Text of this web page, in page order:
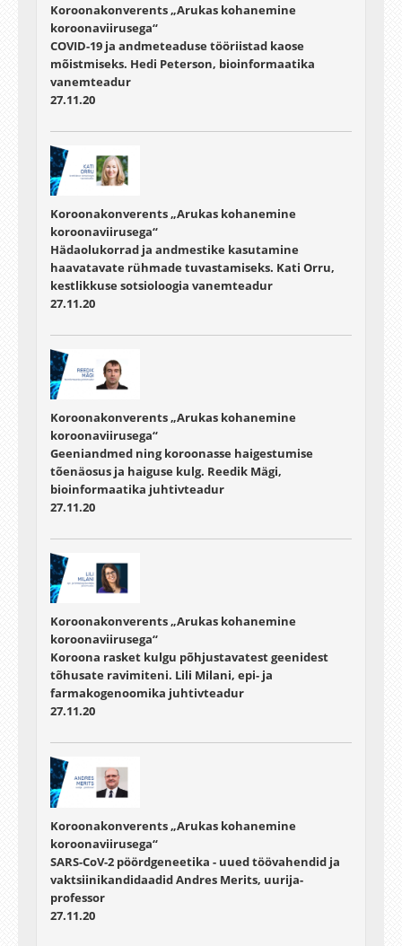
Koroonakonverents „Arukas kohanemine
koroonaviirusega“
COVID-19 ja andmeteaduse tööriistad kaose
mõistmiseks. Hedi Peterson, bioinformaatika
vanemteadur
27.11.20
Koroonakonverents „Arukas kohanemine
koroonaviirusega“
Hädaolukorrad ja andmestike kasutamine
haavatavate rühmade tuvastamiseks. Kati Orru,
kestlikkuse sotsioloogia vanemteadur
27.11.20
Koroonakonverents „Arukas kohanemine
koroonaviirusega“
Geeniandmed ning koroonasse haigestumise
tõenäosus ja haiguse kulg. Reedik Mägi,
bioinformaatika juhtivteadur
27.11.20
Koroonakonverents „Arukas kohanemine
koroonaviirusega“
Koroona rasket kulgu põhjustavatest geenidest
tõhusate ravimiteni. Lili Milani, epi- ja
farmakogenoomika juhtivteadur
27.11.20
Koroonakonverents „Arukas kohanemine
koroonaviirusega“
SARS-CoV-2 pöördgeneetika - uued töövahendid ja
vaktsiinikandidaadid Andres Merits, uurija-
professor
27.11.20